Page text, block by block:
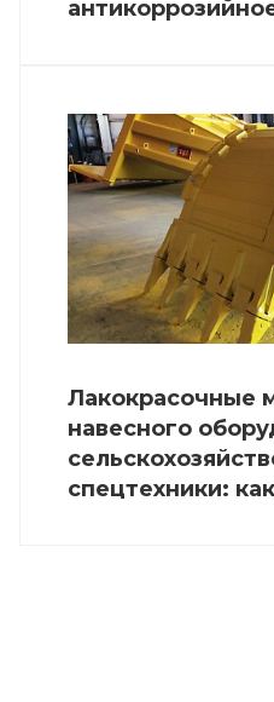
Лакокрасочные
навесного
спецтехники: